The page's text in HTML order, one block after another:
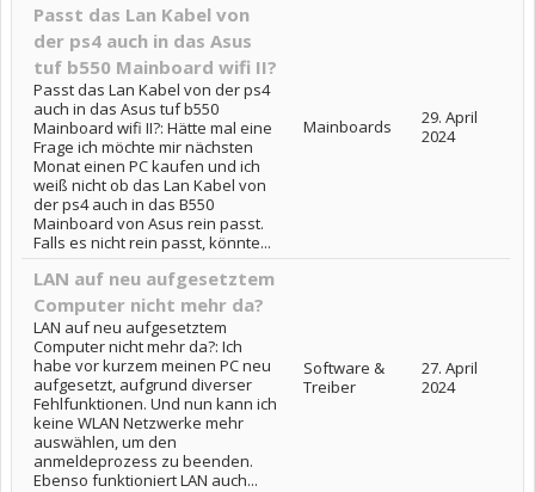
Passt das Lan Kabel von
der ps4 auch in das Asus
tuf b550 Mainboard wifi II?
Passt das Lan Kabel von der ps4
auch in das Asus tuf b550
Mainboard wifi II?: Hätte mal eine
Frage ich möchte mir nächsten
Monat einen PC kaufen und ich
weiß nicht ob das Lan Kabel von
der ps4 auch in das B550
Mainboard von Asus rein passt.
Falls es nicht rein passt, könnte...
Mainboards
29. April
2024
LAN auf neu aufgesetztem
Computer nicht mehr da?
LAN auf neu aufgesetztem
Computer nicht mehr da?: Ich
habe vor kurzem meinen PC neu
aufgesetzt, aufgrund diverser
Fehlfunktionen. Und nun kann ich
keine WLAN Netzwerke mehr
auswählen, um den
anmeldeprozess zu beenden.
Ebenso funktioniert LAN auch...
Software &
Treiber
27. April
2024